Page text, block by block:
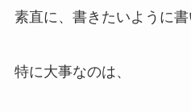
素直に、書きたいように書
特に大事なのは、